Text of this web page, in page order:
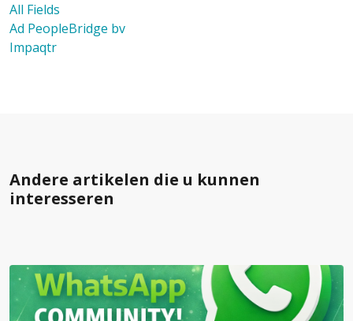
All Fields
Ad PeopleBridge bv
Impaqtr
Andere artikelen die u kunnen
interesseren